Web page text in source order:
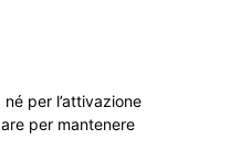
per l’attivazione
per mantenere